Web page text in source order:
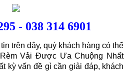
- 038 314 6901
trên đây, quý khách hàng có thể
Vải Được Ưa Chuộng Nhất
kỳ vấn đề gì cần giải đáp, khách